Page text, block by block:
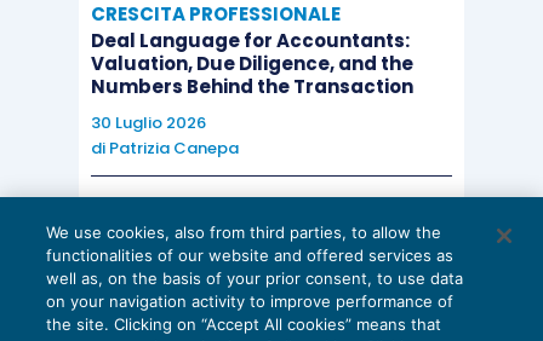
CRESCITA PROFESSIONALE
Deal Language for Accountants:
Valuation, Due Diligence, and the
Numbers Behind the Transaction
30 Luglio 2026
di Patrizia Canepa
EU AI Act e studi professionali: le
scadenze concrete
27 Luglio 2026
di Diego BarberieStefano Dovier
We use cookies, also from third parties, to allow the
functionalities of our website and offered services as
well as, on the basis of your prior consent, to use data
on your navigation activity to improve performance of
the site. Clicking on “Accept All cookies” means that